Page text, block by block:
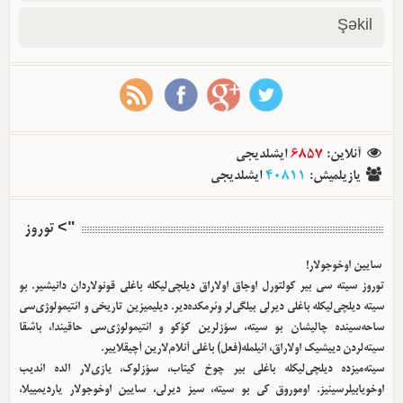
Şəkil
آنلاین:
6857ایشلدیجی
یازیلمیش:
40811ایشلدیجی
"> توروز
سایین اوخوجولار!
توروز سیته سی بیر کولتورل اوجاق اولا‌راق دیلچی‌لیکله باغلی قونولاردان دانیشیر. بو
سیته دیلچی‌لیکله باغلی دیرلی بیلگی‌لر وئرمکده‌دیر. دیلیمیزین تاریخی و ائتیمولوژی‌سی
ساحه‌سینده چالیشان بو سیته، سؤزلرین کؤکو و ائتیمولوژی‌سی حاقیندا، باشقا
سیته‌لردن دییشیک اولا‌راق، ائیلمله(فعل) باغلی آنلام‌لارین آچیقلاییر.
سیته‌میزده دیلچی‌لیکله باغلی بیر چوخ کیتاب، سؤزلوک، یازی‌لار الده ائدیب
اوخویابیلرسینیز. اوموروق کی بو سیته، سیز دیرلی، سایین اوخوجولار یاردیمییلا،